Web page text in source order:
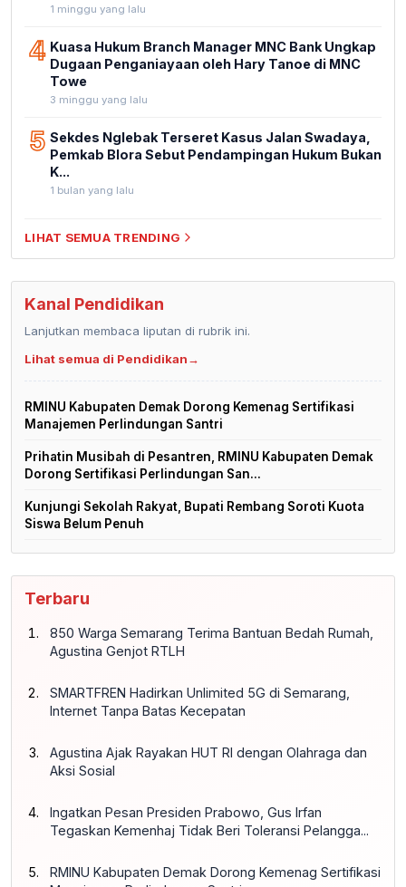
1 minggu yang lalu
4 Kuasa Hukum Branch Manager MNC Bank Ungkap
Dugaan Penganiayaan oleh Hary Tanoe di MNC
Towe
3 minggu yang lalu
5 Sekdes Nglebak Terseret Kasus Jalan Swadaya,
Pemkab Blora Sebut Pendampingan Hukum Bukan
K...
1 bulan yang lalu
LIHAT SEMUA TRENDING
Kanal Pendidikan
Lanjutkan membaca liputan di rubrik ini.
Lihat semua di Pendidikan→
RMINU Kabupaten Demak Dorong Kemenag Sertifikasi
Manajemen Perlindungan Santri
Prihatin Musibah di Pesantren, RMINU Kabupaten Demak
Dorong Sertifikasi Perlindungan San...
Kunjungi Sekolah Rakyat, Bupati Rembang Soroti Kuota
Siswa Belum Penuh
Terbaru
850 Warga Semarang Terima Bantuan Bedah Rumah,
Agustina Genjot RTLH
SMARTFREN Hadirkan Unlimited 5G di Semarang,
Internet Tanpa Batas Kecepatan
Agustina Ajak Rayakan HUT RI dengan Olahraga dan
Aksi Sosial
Ingatkan Pesan Presiden Prabowo, Gus Irfan
Tegaskan Kemenhaj Tidak Beri Toleransi Pelangga...
RMINU Kabupaten Demak Dorong Kemenag Sertifikasi